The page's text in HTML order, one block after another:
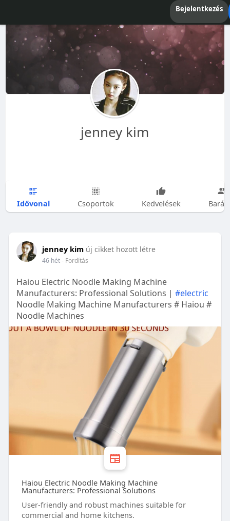
Bejelentkezés
jenney kim
Idővonal Csoportok Kedvelések
jenney kim új cikket hozott létre
46 hét- Fordítás
Haiou Electric Noodle Making Machine
Manufacturers: Professional Solutions | #electric
Noodle Making Machine Manufacturers # Haiou #
Noodle Machines
Haiou Electric Noodle Making Machine
Manufacturers: Professional Solutions
User-friendly and robust machines suitable for
commercial and home kitchens.